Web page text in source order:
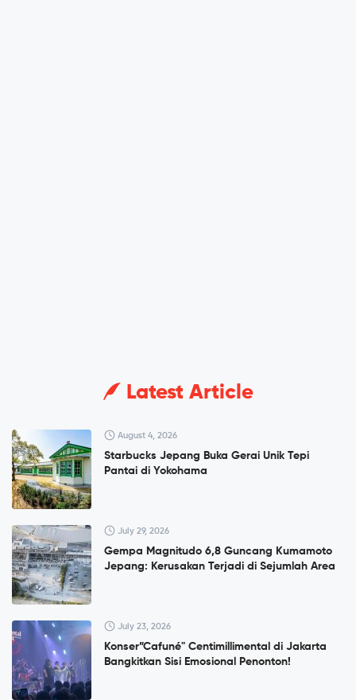
Latest Article
August 4, 2026
Starbucks Jepang Buka Gerai Unik Tepi
Pantai di Yokohama
July 29, 2026
Gempa Magnitudo 6,8 Guncang Kumamoto
Jepang: Kerusakan Terjadi di Sejumlah Area
July 23, 2026
Konser”Cafuné" Centimillimental di Jakarta
Bangkitkan Sisi Emosional Penonton!